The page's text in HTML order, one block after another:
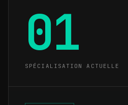
01
SPÉCIALISATION ACTUELLE